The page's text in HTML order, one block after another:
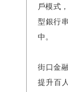
戶模式
型銀行
中。
街口金
提升百